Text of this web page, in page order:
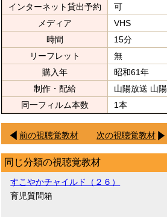
インターネット貸出予約
可
メディア
VHS
時間
15分
リーフレット
無
購入年
昭和61年
制作・配給
山陽放送 山
同一フィルム本数
1本
前の視聴覚教材 次の視聴覚教材
同じ分類の視聴覚教材
すこやかチャイルド（２６）
育児質問箱